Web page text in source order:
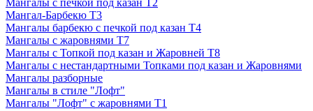
Мангалы с печкой под казан Т2
Мангал-Барбекю Т3
Мангалы барбекю с печкой под казан Т4
Мангалы с жаровнями Т7
Мангалы с Топкой под казан и Жаровней Т8
Мангалы с нестандартными Топками под казан и Жаровнями
Мангалы разборные
Мангалы в стиле "Лофт"
Мангалы "Лофт" с жаровнями Т1